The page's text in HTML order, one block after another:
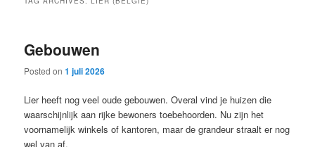
content
content
Gebouwen
Posted on1 juli 2026
Lier heeft nog veel oude gebouwen. Overal vind je huizen die
waarschijnlijk aan rijke bewoners toebehoorden. Nu zijn het
voornamelijk winkels of kantoren, maar de grandeur straalt er nog
wel van af.